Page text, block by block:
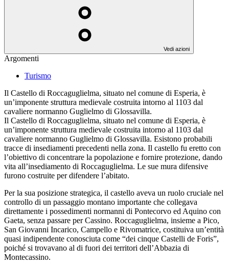
Vedi azioni
Argomenti
Turismo
Il Castello di Roccaguglielma, situato nel comune di Esperia, è
un’imponente struttura medievale costruita intorno al 1103 dal
cavaliere normanno Guglielmo di Glossavilla.
Il Castello di Roccaguglielma, situato nel comune di Esperia, è
un’imponente struttura medievale costruita intorno al 1103 dal
cavaliere normanno Guglielmo di Glossavilla. Esistono probabili
tracce di insediamenti precedenti nella zona. Il castello fu eretto con
l’obiettivo di concentrare la popolazione e fornire protezione, dando
vita all’insediamento di Roccaguglielma. Le sue mura difensive
furono costruite per difendere l’abitato.
Per la sua posizione strategica, il castello aveva un ruolo cruciale nel
controllo di un passaggio montano importante che collegava
direttamente i possedimenti normanni di Pontecorvo ed Aquino con
Gaeta, senza passare per Cassino. Roccaguglielma, insieme a Pico,
San Giovanni Incarico, Campello e Rivomatrice, costituiva un’entità
quasi indipendente conosciuta come “dei cinque Castelli de Foris”,
poiché si trovavano al di fuori dei territori dell’Abbazia di
Montecassino.